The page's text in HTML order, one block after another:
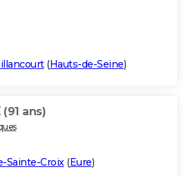
(Hauts-de-Seine)
(91 ans)
Sainte-Croix(Eure)